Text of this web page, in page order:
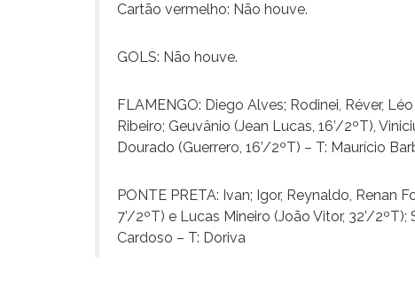
Cartão vermelho: Não houve.
GOLS: Não houve.
FLAMENGO: Diego Alves; Rodinei, Réver,
Ribeiro; Geuvânio (Jean Lucas, 16’/2ºT),
Dourado (Guerrero, 16’/2ºT) – T: Maurício
PONTE PRETA: Ivan; Igor, Reynaldo, Renan
7’/2ºT) e Lucas Mineiro (João Vitor, 32’/
Cardoso – T: Doriva